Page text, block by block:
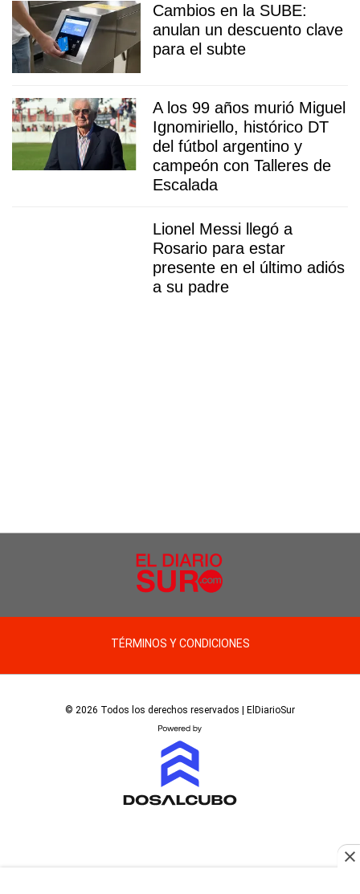
Cambios en la SUBE:
anulan un descuento clave
para el subte
A los 99 años murió Miguel
Ignomiriello, histórico DT
del fútbol argentino y
campeón con Talleres de
Escalada
Lionel Messi llegó a
Rosario para estar
presente en el último adiós
a su padre
TÉRMINOS Y CONDICIONES
© 2026 Todos los derechos reservados | ElDiarioSur